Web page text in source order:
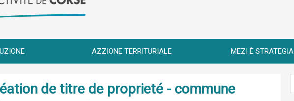
AZZIONE TERRITURIALE MEZI È STRATEGIA
de titre de proprieté - commune